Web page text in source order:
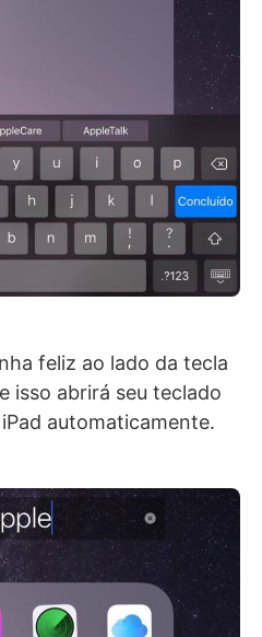
feliz ao lado da tecla
isso abrirá seu teclado
automaticamente.